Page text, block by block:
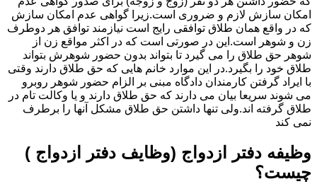
امکان سازش لازم و ضروری است.زیرا گواهی عدم امکان سازش
که در واقع همان طلاق توافقی رایج است نیازمند توافق هر دوطرف
زن و شوهر است.این در صورتی است که در اکثر مواقع زن از
شوهر حق طلاق را می گیرد تا بتواند بدون حضور شوهرش بتواند
طلاق خود را بگیرد.در این موارد خانم هایی که حق طلاق دارند وقتی
با ایراد گرفتن کارمندان دادگاه مبنی بر الزام حضور شوهر روبرو
می شوند سریعا بیان می دارند که حق طلاق دارند و یا وکالت تام در
طلاق گرفته اند.ولی تنها داشتن حق طلاق مشکل آنها را برطرف
نمی کند
وظیفه دفتر ازدواج (وظایف دفتر ازدواج )
چیست؟